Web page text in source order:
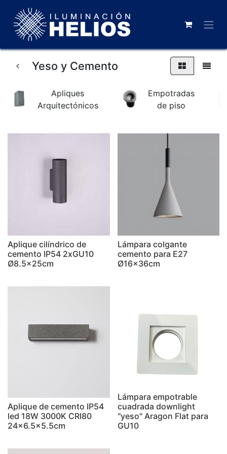
Yeso y Cemento
Apliques
Arquitectónicos
Empotradas
de piso
Aplique cilíndrico de
cemento IP54 2xGU10
Ø8.5x25cm
Lámpara colgante
cemento para E27
Ø16x36cm
Aplique de cemento IP54
led 18W 3000K CRI80
24x6.5x5.5cm
Lámpara empotrable
cuadrada downlight
"yeso" Aragon Flat para
GU10